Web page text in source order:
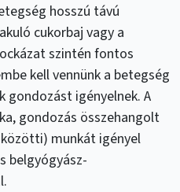
hosszú távú
cukorbaj vagy a
szintén fontos
kell vennünk a betegség
gondozást igényelnek. A
gondozás összehangolt
munkát igényel
belgyógyász-